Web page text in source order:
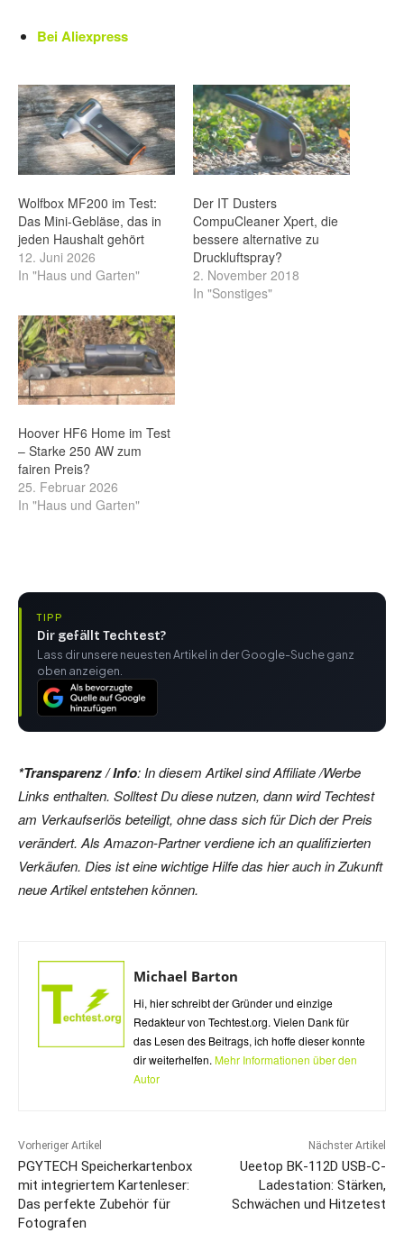
Bei Aliexpress
Wolfbox MF200 im Test:
Das Mini-Gebläse, das in
jeden Haushalt gehört
12. Juni 2026
In "Haus und Garten"
Der IT Dusters
CompuCleaner Xpert, die
bessere alternative zu
Druckluftspray?
2. November 2018
In "Sonstiges"
Hoover HF6 Home im Test
– Starke 250 AW zum
fairen Preis?
25. Februar 2026
In "Haus und Garten"
TIPP
Dir gefällt Techtest?
Lass dir unsere neuesten Artikel in der Google-Suche ganz
oben anzeigen.
*Transparenz / Info: In diesem Artikel sind Affiliate /Werbe
Links enthalten. Solltest Du diese nutzen, dann wird Techtest
am Verkaufserlös beteiligt, ohne dass sich für Dich der Preis
verändert. Als Amazon-Partner verdiene ich an qualifizierten
Verkäufen. Dies ist eine wichtige Hilfe das hier auch in Zukunft
neue Artikel entstehen können.
Michael Barton
Hi, hier schreibt der Gründer und einzige
Redakteur von Techtest.org. Vielen Dank für
das Lesen des Beitrags, ich hoffe dieser konnte
dir weiterhelfen. Mehr Informationen über den
Autor
Vorheriger Artikel
PGYTECH Speicherkartenbox
mit integriertem Kartenleser:
Das perfekte Zubehör für
Fotografen
Nächster Artikel
Ueetop BK-112D USB-C-
Ladestation: Stärken,
Schwächen und Hitzetest